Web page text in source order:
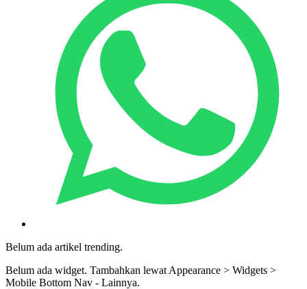
Belum ada artikel trending.
Belum ada widget. Tambahkan lewat Appearance > Widgets >
Mobile Bottom Nav - Lainnya.